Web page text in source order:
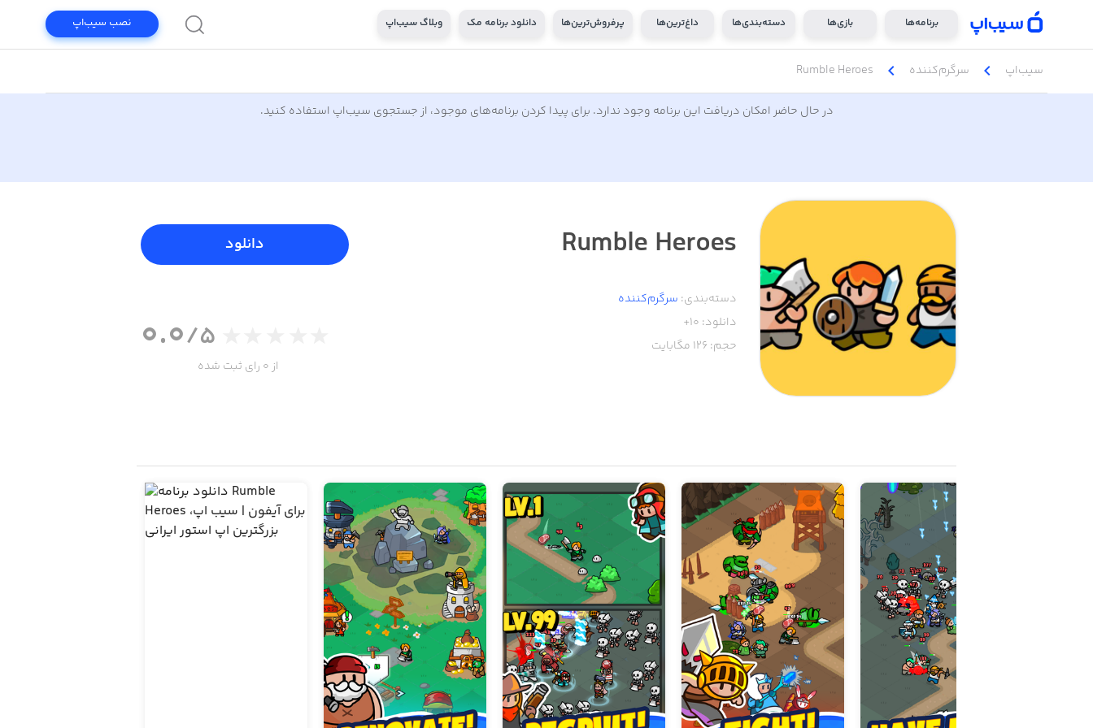
برنامه‌ها بازی‌ها دسته‌بندی‌ها داغ‌ترین‌ها پرفروش‌ترین‌ها دانلود برنامه مک وبلاگ سیب‌اپ نصب سیب‌اپ
سیب‌اپ chevron_left سرگرم‌کننده chevron_left
Rumble Heroes
در حال حاضر امکان دریافت این برنامه وجود ندارد. برای پیدا کردن برنامه‌های موجود، از جستجوی سیب‌اپ استفاده کنید.
Rumble Heroes
دسته‌بندی: سرگرم‌کننده
دانلود: 10+
حجم: 126 مگابایت
دانلود
0.0/5
از 0 رای ثبت شده